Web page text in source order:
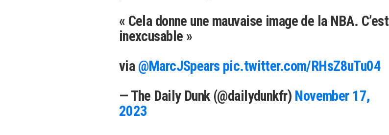
« Cela donne une mauvaise image de la NBA. C’est
inexcusable »
via @MarcJSpears pic.twitter.com/RHsZ8uTu04
— The Daily Dunk (@dailydunkfr) November 17,
2023